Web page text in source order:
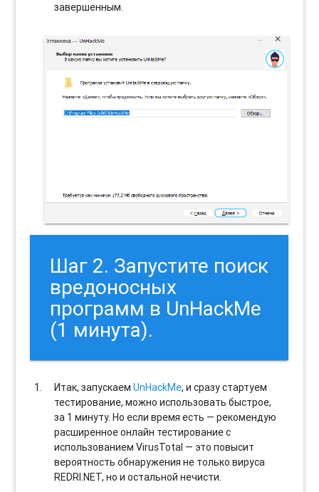
завершенным.
Шаг 2. Запустите поиск
вредоносных
программ в UnHackMe
(1 минута).
Итак, запускаемUnHackMe, и сразу стартуем
тестирование, можно использовать быстрое,
за 1 минуту. Но если время есть — рекомендую
расширенное онлайн тестирование с
использованием VirusTotal — это повысит
вероятность обнаружения не только вируса
REDRI.NET, но и остальной нечисти.